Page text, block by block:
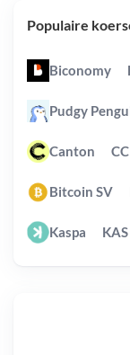
Populaire
Biconomy
Pudgy
Canton CC
Bitcoin SV
Kaspa KAS